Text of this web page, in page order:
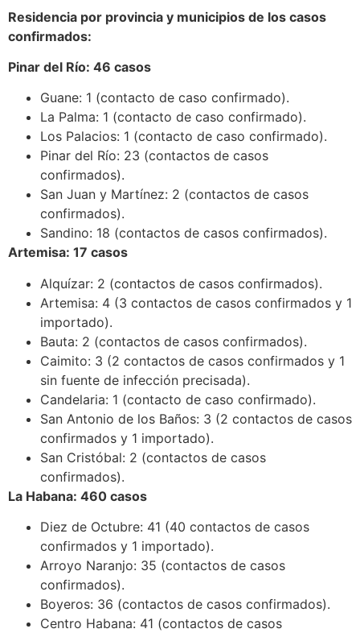
Residencia por provincia y municipios de los casos
confirmados:
Pinar del Río: 46 casos
Guane: 1 (contacto de caso confirmado).
La Palma: 1 (contacto de caso confirmado).
Los Palacios: 1 (contacto de caso confirmado).
Pinar del Río: 23 (contactos de casos
confirmados).
San Juan y Martínez: 2 (contactos de casos
confirmados).
Sandino: 18 (contactos de casos confirmados).
Artemisa: 17 casos
Alquízar: 2 (contactos de casos confirmados).
Artemisa: 4 (3 contactos de casos confirmados y 1
importado).
Bauta: 2 (contactos de casos confirmados).
Caimito: 3 (2 contactos de casos confirmados y 1
sin fuente de infección precisada).
Candelaria: 1 (contacto de caso confirmado).
San Antonio de los Baños: 3 (2 contactos de casos
confirmados y 1 importado).
San Cristóbal: 2 (contactos de casos
confirmados).
La Habana: 460 casos
Diez de Octubre: 41 (40 contactos de casos
confirmados y 1 importado).
Arroyo Naranjo: 35 (contactos de casos
confirmados).
Boyeros: 36 (contactos de casos confirmados).
Centro Habana: 41 (contactos de casos